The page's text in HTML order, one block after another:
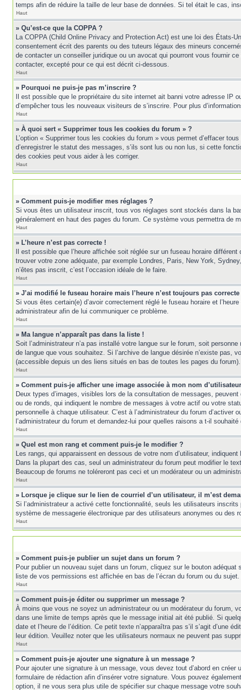
temps afin de réduire la taille de leur base de données. Si tel était le cas,
Haut
» Qu’est-ce que la COPPA ?
La COPPA (Child Online Privacy and Protection Act) est une loi des États-
consentement écrit des parents ou des tuteurs légaux des mineurs
de contacter un conseiller juridique ou un avocat qui pourront vous fournir
contacter, excepté pour ce qui est décrit ci-dessous.
Haut
» Pourquoi ne puis-je pas m’inscrire ?
Il est possible que le propriétaire du site internet ait banni votre adresse
d’empêcher tous les nouveaux visiteurs de s’inscrire. Pour plus
Haut
» À quoi sert « Supprimer tous les cookies du forum » ?
L’option « Supprimer tous les cookies du forum » vous permet d’effacer
d’enregistrer le statut des messages, s’ils sont lus ou non lus, si cette
des cookies peut vous aider à les corriger.
Haut
» Comment puis-je modifier mes réglages ?
Si vous êtes un utilisateur inscrit, tous vos réglages sont stockés dans la
généralement en haut des pages du forum. Ce système vous permettra de
Haut
» L’heure n’est pas correcte !
Il est possible que l’heure affichée soit réglée sur un fuseau horaire
trouver votre zone adéquate, par exemple Londres, Paris, New York,
n’êtes pas inscrit, c’est l’occasion idéale de le faire.
Haut
» J’ai modifié le fuseau horaire mais l’heure n’est toujours pas correcte
Si vous êtes certain(e) d’avoir correctement réglé le fuseau horaire et
administrateur afin de lui communiquer ce problème.
Haut
» Ma langue n’apparaît pas dans la liste !
Soit l’administrateur n’a pas installé votre langue sur le forum, soit
de langue que vous souhaitez. Si l’archive de langue désirée n’existe pas,
(accessible depuis un des liens situés en bas de toutes les pages du forum).
Haut
» Comment puis-je afficher une image associée à mon nom
Deux types d’images, visibles lors de la consultation de messages,
ou de ronds, qui indiquent le nombre de messages à votre actif ou votre
personnelle à chaque utilisateur. C’est à l’administrateur du forum
l’administrateur du forum et demandez-lui pour quelles raisons a t-il
Haut
» Quel est mon rang et comment puis-je le modifier ?
Les rangs, qui apparaissent en dessous de votre nom d’utilisateur,
Dans la plupart des cas, seul un administrateur du forum peut modifier le
Beaucoup de forums ne toléreront pas ceci et un modérateur ou un
Haut
» Lorsque je clique sur le lien de courriel d’un utilisateur, il m’est
Si l’administrateur a activé cette fonctionnalité, seuls les utilisateurs
système de messagerie électronique par des utilisateurs anonymes ou des
Haut
» Comment puis-je publier un sujet dans un forum ?
Pour publier un nouveau sujet dans un forum, cliquez sur le bouton
liste de vos permissions est affichée en bas de l’écran du forum ou du
Haut
» Comment puis-je éditer ou supprimer un message ?
À moins que vous ne soyez un administrateur ou un modérateur du forum,
dans une limite de temps après que le message initial ait été publié. Si
date et l’heure de l’édition. Ce petit texte n’apparaîtra pas s’il s’agit d’une
leur édition. Veuillez noter que les utilisateurs normaux ne peuvent pas
Haut
» Comment puis-je ajouter une signature à un message ?
Pour ajouter une signature à un message, vous devez tout d’abord en
formulaire de rédaction afin d’insérer votre signature. Vous pouvez
option, il ne vous sera plus utile de spécifier sur chaque message votre